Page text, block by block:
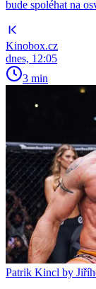
bude spoléhat na
Kinobox.cz
dnes, 12:05
3 min
Patrik Kincl by